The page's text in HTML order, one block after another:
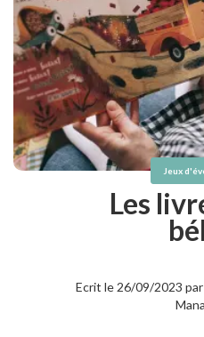
Jeux
Les
Ecrit le 26/09/2023 par